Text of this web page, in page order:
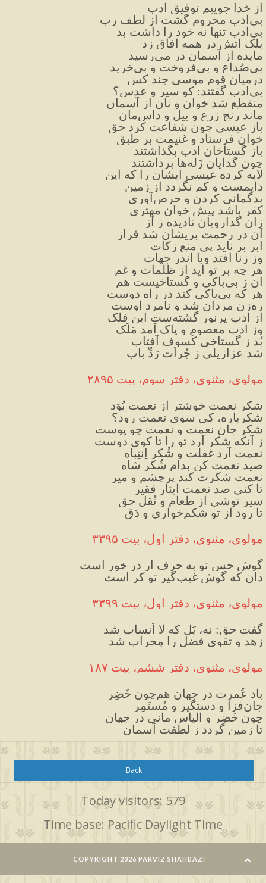
از خدا جوییم توفیق ادب
بی‌ادب محروم گشت از لطف رب
بی‌ادب تنها نه خود را داشت بد
بلک آتش در همه آفاق زد
مایده از آسمان در می‌رسید
بی‌صُداع و بی‌فروخت و بی‌خرید
درمیان قوم موسی چند کس
بی‌ادب گفتند: کو سیر و عدس؟
منقطع شد خوان و نان از آسمان
ماند رنج زرع و بیل و داس‌مان
باز عیسی چون شفاعت کرد حق
خوان فرستاد و غنیمت بر طبق
باز گستاخان ادب بگذاشتند
چون گدایان زَلّه‌ها برداشتند
لابه کرده عیسی ایشان را که این
دایمست و کم نگردد از زمین
بدگمانی کردن و حرص‌آوری
کفر باشد پیش خوان مهتری
زان گدارویان نادیده ز آز
آن در رحمت بریشان شد فراز
ابر بر ناید پی منع زکات
وز زنا افتد وبا اندر جهات
هر چه بر تو آید از ظُلمات و غم
آن ز بی‌باکی و گستاخیست هم
هر که بی‌باکی کند در راه دوست
ره‌زن مردان شد و نامرد اوست
از ادب پرنور گشته‌ست این فلک
وز ادب معصوم و پاک آمد مَلَک
بُد ز گستاخی کُسوف آفتاب
شد عزازیلی ز جُرأت رَدِّ باب
مولوی، مثنوی، دفتر سوم، بیت ۲۸۹۵
شکر نعمت خوشتر از نعمت بُوَد
شکرباره، کی سوی نعمت رود؟
شکر جانِ نعمت و نعمت چو پوست
ز آنکه شکر آرد تو را تا کوی دوست
نعمت آرد غفلت و شُکر اِنتِباه
صید نعمت کن بدامِ شُکر شاه
نعمت شکرت کند پرچشم و میر
تا کنی صد نعمت ایثار فقیر
سیر نوشی از طعام و نُقل حق
تا رود از تو شکم‌خواری و دَق
مولوی، مثنوی، دفتر اول، بیت ۳۳۹۵
گوش حس تو به حرف ار در خور است
دان که گوش غیب‌گیر تو کر است
مولوی، مثنوی، دفتر اول، بیت ۳۳۹۹
گفت حق: نه، بَل که لا اَنساب شد
زهد و تقوی فضل را مِحراب شد
مولوی، مثنوی، دفتر ششم، بیت ۱۸۷
باد عُمرت در جهان هم‌چون خَضِر
جان‌فزا و دستگیر و مُستَمِر
چون خَضِر و الیاس مانی در جهان
تا زمین گردد ز لطفت آسمان
Back
Today visitors: 579
Time base: Pacific Daylight Time
COPYRIGHT 2026 PARVIZ SHAHBAZI